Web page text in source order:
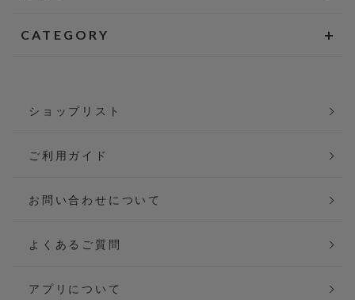
CATEGORY
ショップリスト
ご利用ガイド
お問い合わせについて
よくあるご質問
アプリについて